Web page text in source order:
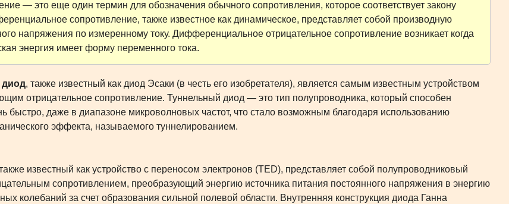
— это еще один термин для обозначения обычного сопротивления, которое соответствует закону
сопротивление, также известное как динамическое, представляет собой производную
напряжения по измеренному току. Дифференциальное отрицательное сопротивление возникает когда
энергия имеет форму переменного тока.
, также известный как диод Эсаки (в честь его изобретателя), является самым известным устройством
отрицательное сопротивление. Туннельный диод — это тип полупроводника, который способен
быстро, даже в диапазоне микроволновых частот, что стало возможным благодаря использованию
эффекта, называемого туннелированием.
известный как устройство с переносом электронов (TED), представляет собой полупроводниковый
сопротивлением, преобразующий энергию источника питания постоянного напряжения в энергию
колебаний за счет образования сильной полевой области. Внутренняя конструкция диода Ганна